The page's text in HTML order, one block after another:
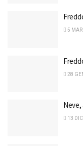
5
28
Neve,
13